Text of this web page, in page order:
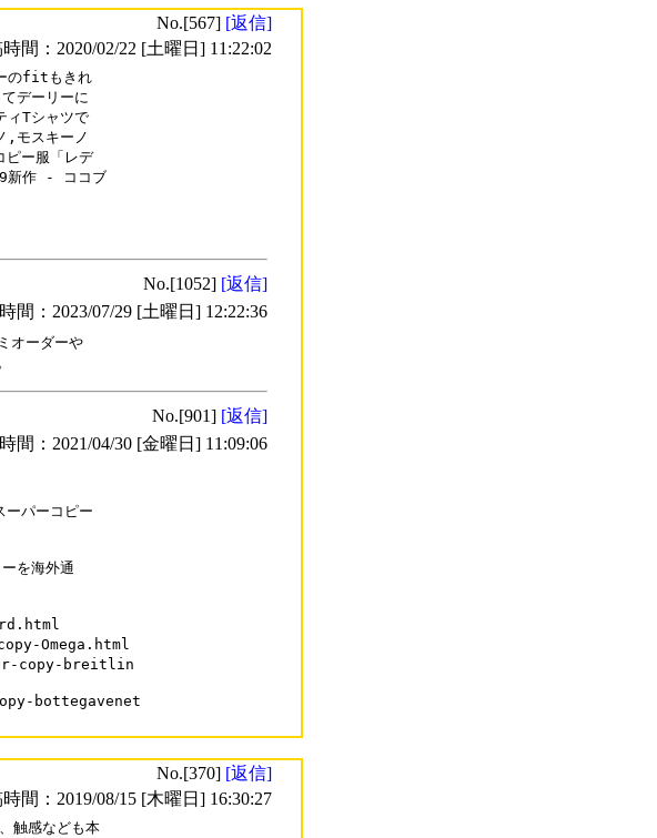
No.[567] [返信]
間：2020/02/22 [土曜日] 11:22:02
ーのfitもきれ
デーリーに
ィTシャツで
,モスキーノ
ピー服「レデ
新作 - ココブ
No.[1052] [返信]
間：2023/07/29 [土曜日] 12:22:36
オーダーや
No.[901] [返信]
間：2021/04/30 [金曜日] 11:09:06
ーパーコピー
を海外通
Omega.html
copy-breitlin
bottegavenet
No.[370] [返信]
間：2019/08/15 [木曜日] 16:30:27
触感なども本